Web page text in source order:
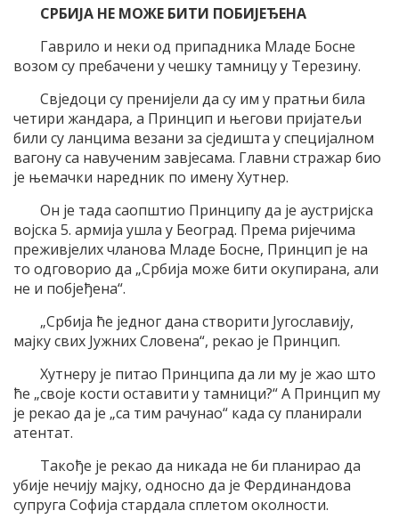
СРБИЈА НЕ МОЖЕ БИТИ ПОБИЈЕЂЕНА
Гаврило и неки од припадника Младе Босне
возом су пребачени у чешку тамницу у Терезину.
Свједоци су пренијели да су им у пратњи била
четири жандара, а Принцип и његови пријатељи
били су ланцима везани за сједишта у специјалном
вагону са навученим завјесама. Главни стражар био
је њемачки наредник по имену Хутнер.
Он је тада саопштио Принципу да је аустријска
војска 5. армија ушла у Београд. Према ријечима
преживјелих чланова Младе Босне, Принцип је на
то одговорио да „Србија може бити окупирана, али
не и побјеђена“.
„Србија ће једног дана створити Југославију,
мајку свих Јужних Словена“, рекао је Принцип.
Хутнеру је питао Принципа да ли му је жао што
ће „своје кости оставити у тамници?“ А Принцип му
је рекао да је „са тим рачунао“ када су планирали
атентат.
Такође је рекао да никада не би планирао да
убије нечију мајку, односно да је Фердинандова
супруга Софија стардала сплетом околности.